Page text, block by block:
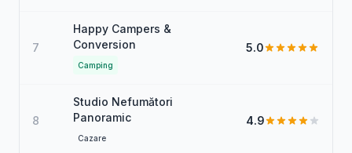
7
Happy Campers &
Conversion
Camping
5.0
8
Studio Nefumători
Panoramic
Cazare
4.9